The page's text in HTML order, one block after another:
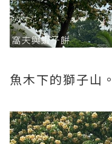
魚木下的獅子山。